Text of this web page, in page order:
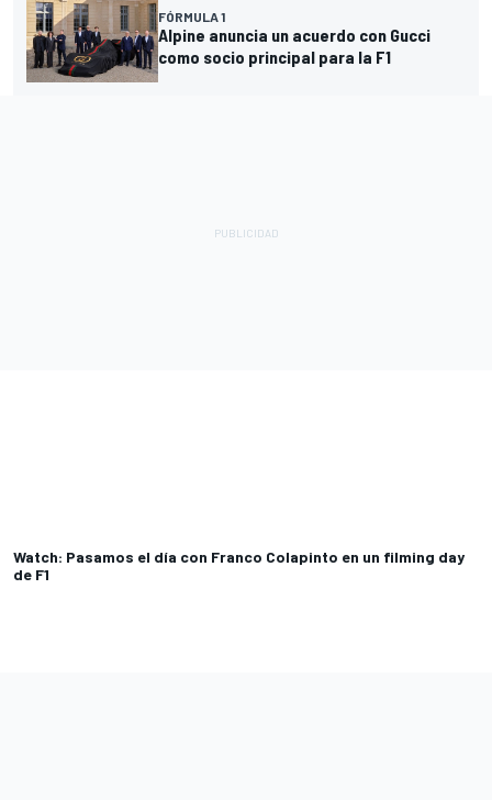
FÓRMULA 1
Alpine anuncia un acuerdo con Gucci
como socio principal para la F1
Watch: Pasamos el día con Franco Colapinto en un filming day
de F1